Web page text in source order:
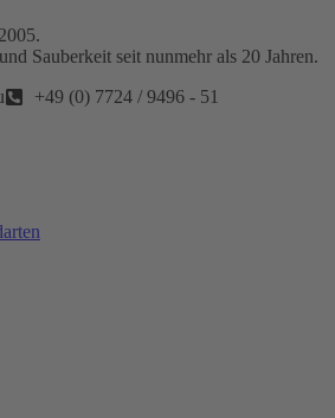
Sauberkeit seit nunmehr als 20 Jahren.
+49 (0) 7724 / 9496 - 51